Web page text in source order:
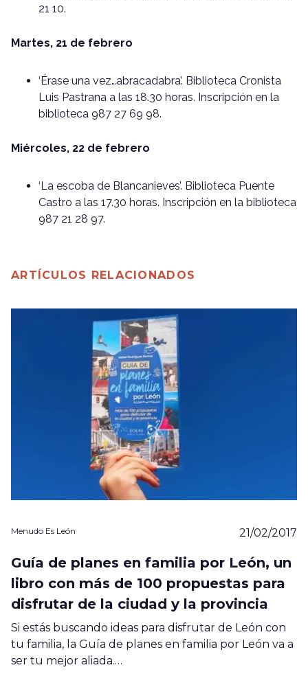
21 10.
Martes, 21 de febrero
‘Érase una vez…abracadabra’. Biblioteca Cronista
Luis Pastrana a las 18.30 horas. Inscripción en la
biblioteca 987 27 69 98.
Miércoles, 22 de febrero
‘La escoba de Blancanieves’. Biblioteca Puente
Castro a las 17.30 horas. Inscripción en la biblioteca
987 21 28 97.
ARTÍCULOS RELACIONADOS
Menudo Es León 21/02/2017
Guía de planes en familia por León, un
libro con más de 100 propuestas para
disfrutar de la ciudad y la provincia
Si estás buscando ideas para disfrutar de León con
tu familia, la Guía de planes en familia por León va a
ser tu mejor aliada.…